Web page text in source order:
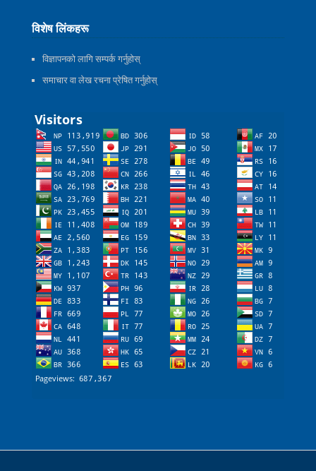
विशेष लिंकहरू
विज्ञापनको लागि सम्पर्क गर्नुहोस्
समाचार वा लेख रचना प्रेषित गर्नुहोस्